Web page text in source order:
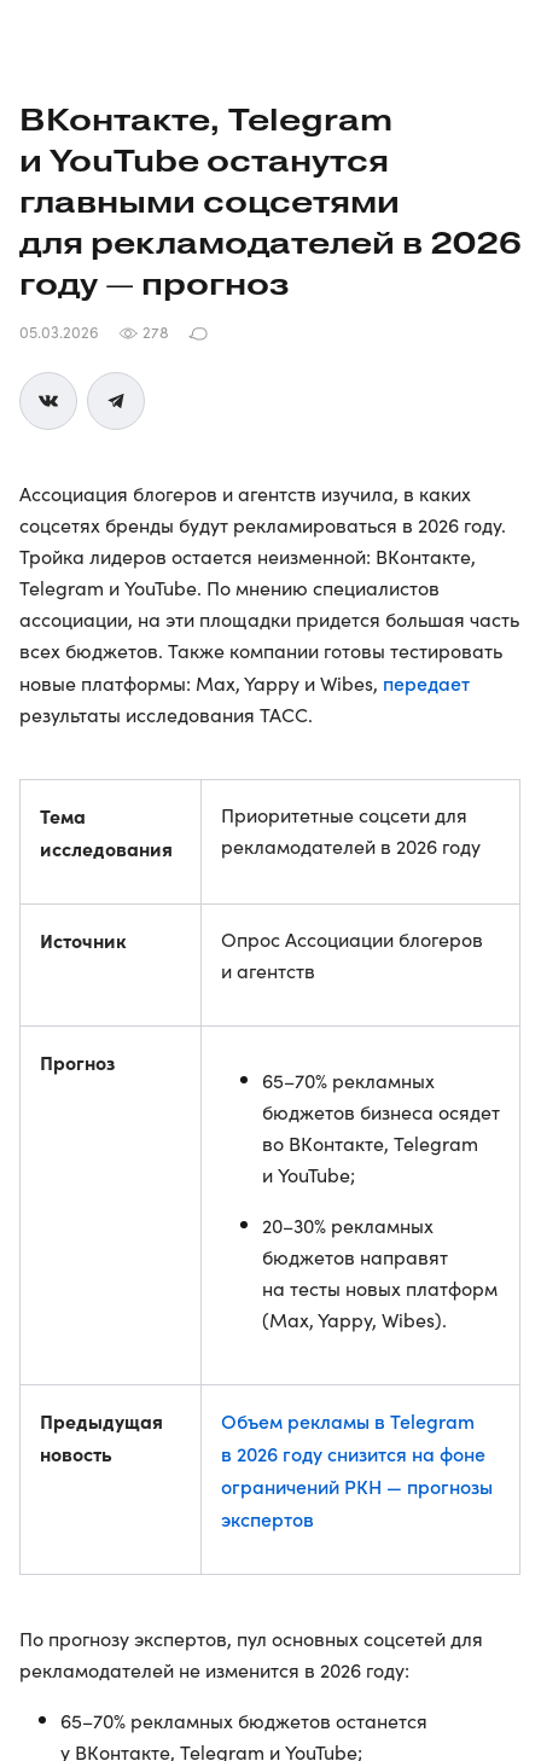
ВКонтакте, Telegram
и YouTube останутся
главными соцсетями
для рекламодателей в 2026
году — прогноз
05.03.2026 278
Ассоциация блогеров и агентств изучила, в каких
соцсетях бренды будут рекламироваться в 2026 году.
Тройка лидеров остается неизменной: ВКонтакте,
Telegram и YouTube. По мнению специалистов
ассоциации, на эти площадки придется большая часть
всех бюджетов. Также компании готовы тестировать
новые платформы: Max, Yappy и Wibes, передает
результаты исследования ТАСС.
Тема
исследования
Приоритетные соцсети для
рекламодателей в 2026 году
Источник
Опрос Ассоциации блогеров
и агентств
Прогноз
65–70% рекламных
бюджетов бизнеса осядет
во ВКонтакте, Telegram
и YouTube;
20–30% рекламных
бюджетов направят
на тесты новых платформ
(Max, Yappy, Wibes).
Предыдущая
новость
Объем рекламы в Telegram
в 2026 году снизится на фоне
ограничений РКН — прогнозы
экспертов
По прогнозу экспертов, пул основных соцсетей для
рекламодателей не изменится в 2026 году:
65–70% рекламных бюджетов останется
у ВКонтакте, Telegram и YouTube;